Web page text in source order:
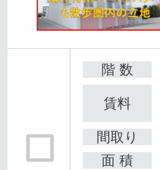
階 数
賃料
間取り
面 積